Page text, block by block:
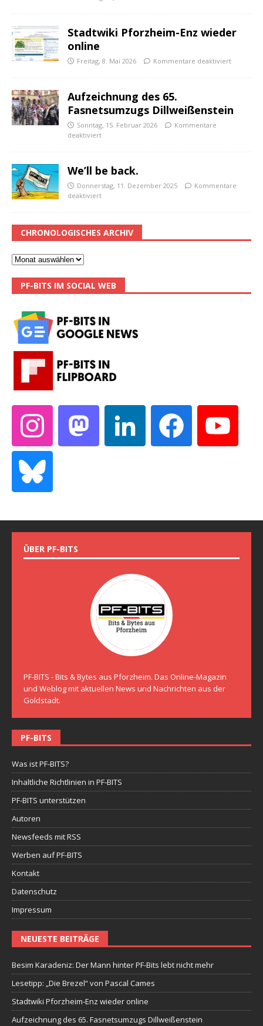
Stadtwiki Pforzheim-Enz wieder
online
Freitag, 8. Mai 2026 Kommentare deaktiviert
Aufzeichnung des 65.
Fasnetsumzugs Dillweißenstein
Sonntag, 15. Februar 2026
Kommentare
deaktiviert
We’ll be back.
Donnerstag, 11. Dezember 2025
Kommentare
deaktiviert
CHRONOLOGISCHES ARCHIV
PF-BITS IM SOCIAL WEB
ÜBER PF-BITS
PF-BITS - Bits & Bytes aus Pforzheim. Das Online-Magazin
und Weblog mit aktuellen News und Nachrichten aus der
Goldstadt.
PF-BITS
Was ist PF-BITS?
Inhaltliche Richtlinien in PF-BITS
PF-BITS unterstützen
Autoren
Newsfeeds mit RSS
Werben auf PF-BITS
Kontakt
Datenschutz
Impressum
NEUESTE BEITRÄGE
Besim Karadeniz: Der Mann hinter PF-Bits lebt nicht mehr
Lesetipp: „Die Brezel“ von Pascal Cames
Stadtwiki Pforzheim-Enz wieder online
Aufzeichnung des 65. Fasnetsumzugs Dillweißenstein